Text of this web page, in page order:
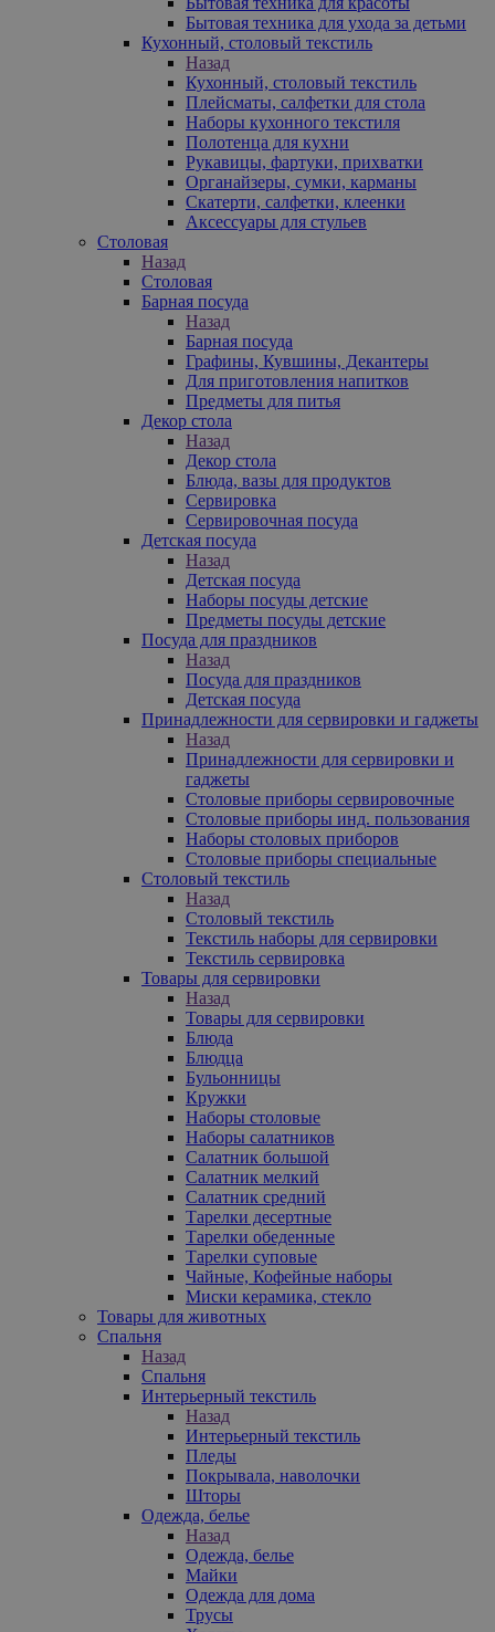
Бытовая техника для ухода за детьми
Кухонный, столовый текстиль
Назад
Кухонный, столовый текстиль
Плейсматы, салфетки для стола
Наборы кухонного текстиля
Полотенца для кухни
Рукавицы, фартуки, прихватки
Органайзеры, сумки, карманы
Скатерти, салфетки, клеенки
Аксессуары для стульев
Столовая
Назад
Столовая
Барная посуда
Назад
Барная посуда
Графины, Кувшины, Декантеры
Для приготовления напитков
Предметы для питья
Декор стола
Назад
Декор стола
Блюда, вазы для продуктов
Сервировка
Сервировочная посуда
Детская посуда
Назад
Детская посуда
Наборы посуды детские
Предметы посуды детские
Посуда для праздников
Назад
Посуда для праздников
Детская посуда
Принадлежности для сервировки и гаджеты
Назад
Принадлежности для сервировки и
гаджеты
Столовые приборы сервировочные
Столовые приборы инд. пользования
Наборы столовых приборов
Столовые приборы специальные
Столовый текстиль
Назад
Столовый текстиль
Текстиль наборы для сервировки
Текстиль сервировка
Товары для сервировки
Назад
Товары для сервировки
Блюда
Блюдца
Бульонницы
Кружки
Наборы столовые
Наборы салатников
Салатник большой
Салатник мелкий
Салатник средний
Тарелки десертные
Тарелки обеденные
Тарелки суповые
Чайные, Кофейные наборы
Миски керамика, стекло
Товары для животных
Спальня
Назад
Спальня
Интерьерный текстиль
Назад
Интерьерный текстиль
Пледы
Покрывала, наволочки
Шторы
Одежда, белье
Назад
Одежда, белье
Майки
Одежда для дома
Трусы